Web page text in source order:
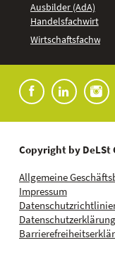
Ausbilder (AdA)
Handelsfachwirt
Wirtschaftsfachwirt
Copyright by DeLSt
Allgemeine
Impressum